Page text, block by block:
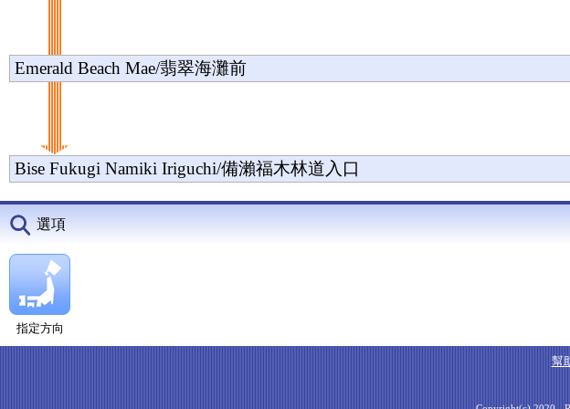
Emerald Beach Mae/翡翠海灘前
Bise Fukugi Namiki Iriguchi/備瀨福木林道入口
選項
指定方向
幫